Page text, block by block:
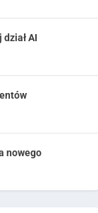
AI
nowego